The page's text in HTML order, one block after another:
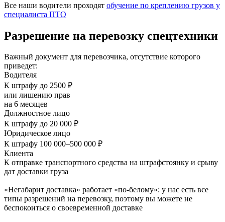
Все наши водители проходят обучение по креплению грузов у
специалиста ПТО
Разрешение на перевозку спецтехники
Важный документ для перевозчика, отсутствие которого
приведет:
Водителя
К штрафу до 2500 ₽
или лишению прав
на 6 месяцев
Должностное лицо
К штрафу до 20 000 ₽
Юридическое лицо
К штрафу 100 000–500 000 ₽
Клиента
К отправке транспортного средства на штрафстоянку и срыву
дат доставки груза
«Негабарит доставка» работает «по-белому»: у нас есть все
типы разрешений на перевозку, поэтому вы можете не
беспокоиться о своевременной доставке